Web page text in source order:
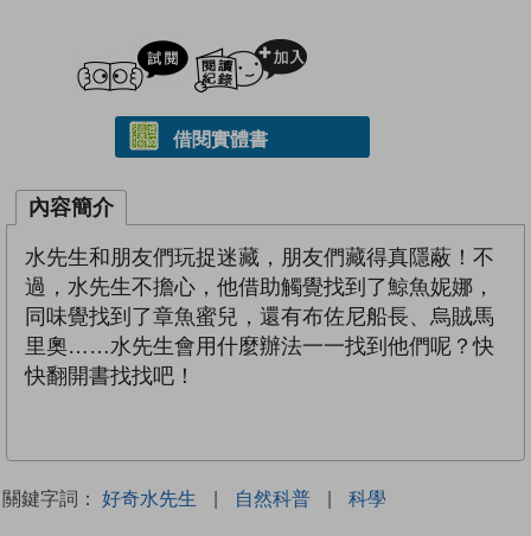
試閲
借閱實體書
內容簡介
水先生和朋友們玩捉迷藏，朋友們藏得真隱蔽！不
過，水先生不擔心，他借助觸覺找到了鯨魚妮娜，
同味覺找到了章魚蜜兒，還有布佐尼船長、烏賊馬
里奧……水先生會用什麼辦法一一找到他們呢？快
快翻開書找找吧！
關鍵字詞： 好奇水先生 | 自然科普 | 科學